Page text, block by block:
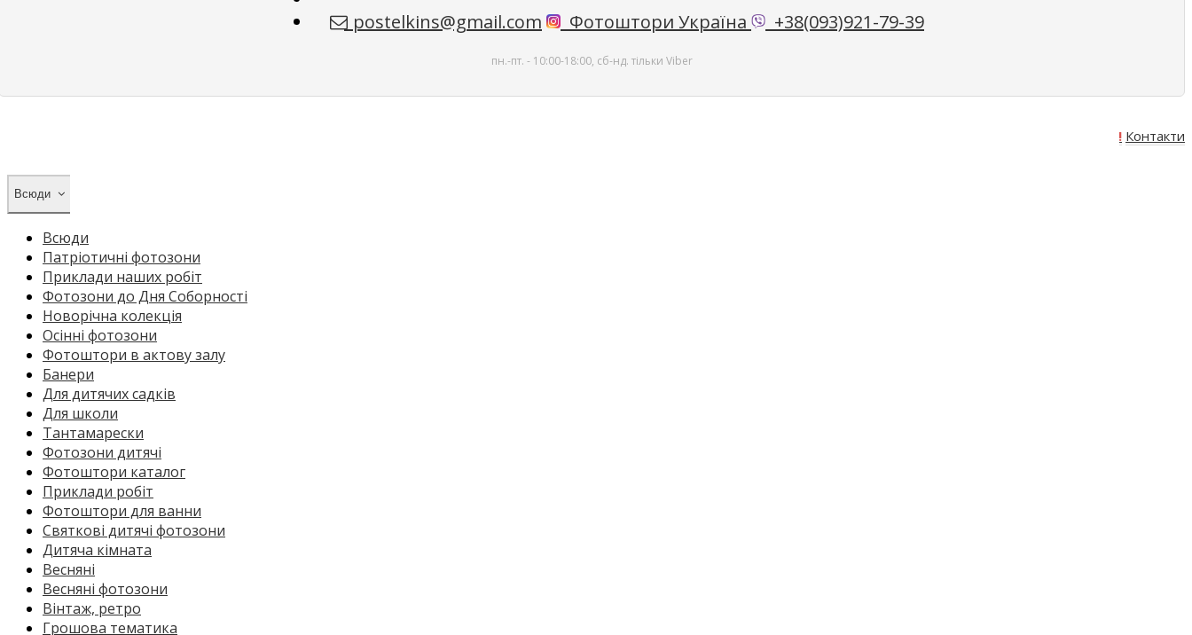
postelkins@gmail.com Фотоштори Україна +38(093)921-79-39
пн.-пт. - 10:00-18:00, сб-нд. тільки Viber
Акція! Контакти
Всюди
Всюди
Патріотичні фотозони
Приклади наших робіт
Фотозони до Дня Соборності
Новорічна колекція
Осінні фотозони
Фотоштори в актову залу
Банери
Для дитячих садків
Для школи
Тантамарески
Фотозони дитячі
Фотоштори каталог
Приклади робіт
Фотоштори для ванни
Святкові дитячі фотозони
Дитяча кімната
Весняні
Весняні фотозони
Вінтаж, ретро
Грошова тематика